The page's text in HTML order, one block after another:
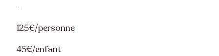
—
125€/personne
45€/enfant